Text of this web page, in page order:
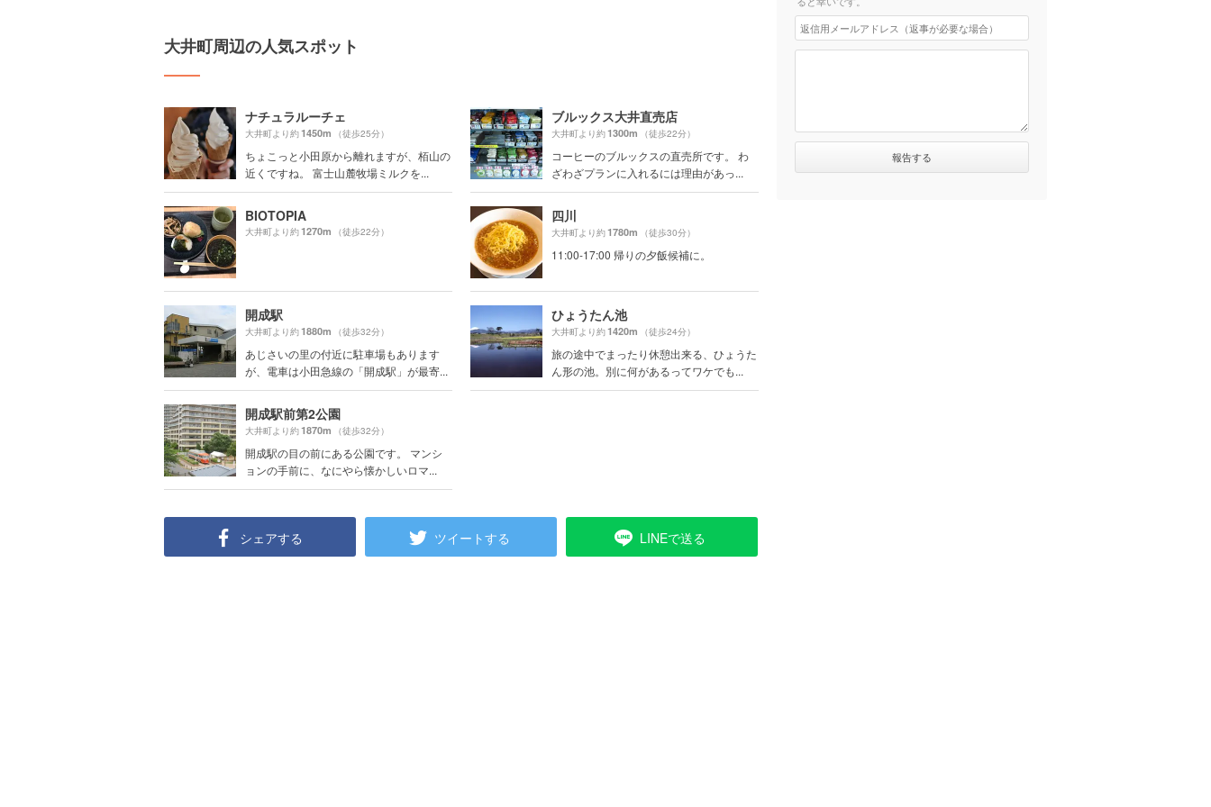
大井町周辺の人気スポット
ナチュラルーチェ
大井町より約1450m （徒歩25分）
ちょこっと小田原から離れますが、栢山の
近くですね。 富士山麓牧場ミルクを...
ブルックス大井直売店
大井町より約1300m （徒歩22分）
コーヒーのブルックスの直売所です。 わ
ざわざプランに入れるには理由があっ...
BIOTOPIA
大井町より約1270m （徒歩22分）
四川
大井町より約1780m （徒歩30分）
11:00-17:00 帰りの夕飯候補に。
開成駅
大井町より約1880m （徒歩32分）
あじさいの里の付近に駐車場もあります
が、電車は小田急線の「開成駅」が最寄...
ひょうたん池
大井町より約1420m （徒歩24分）
旅の途中でまったり休憩出来る、ひょうた
ん形の池。別に何があるってワケでも...
開成駅前第2公園
大井町より約1870m （徒歩32分）
開成駅の目の前にある公園です。 マンシ
ョンの手前に、なにやら懐かしいロマ...
シェアする ツイートする LINEで送る